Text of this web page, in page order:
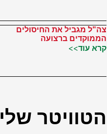
צה"ל מגביל את החיסולים
הממוקדים ברצועה
קרא עוד>>
הטוויטר שלי